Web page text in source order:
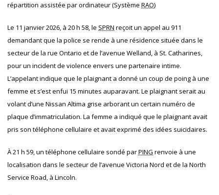
répartition assistée par ordinateur (Système RAO)
Le 11 janvier 2026, à 20 h 58, le SPRN reçoit un appel au 911
demandant que la police se rende à une résidence située dans le
secteur de la rue Ontario et de l’avenue Welland, à St. Catharines,
pour un incident de violence envers une partenaire intime.
L’appelant indique que le plaignant a donné un coup de poing à une
femme et s’est enfui 15 minutes auparavant. Le plaignant serait au
volant d’une Nissan Altima grise arborant un certain numéro de
plaque d’immatriculation. La femme a indiqué que le plaignant avait
pris son téléphone cellulaire et avait exprimé des idées suicidaires.
À 21 h 59, un téléphone cellulaire sondé parPING renvoie à une
localisation dans le secteur de l’avenue Victoria Nord et de la North
Service Road, à Lincoln.